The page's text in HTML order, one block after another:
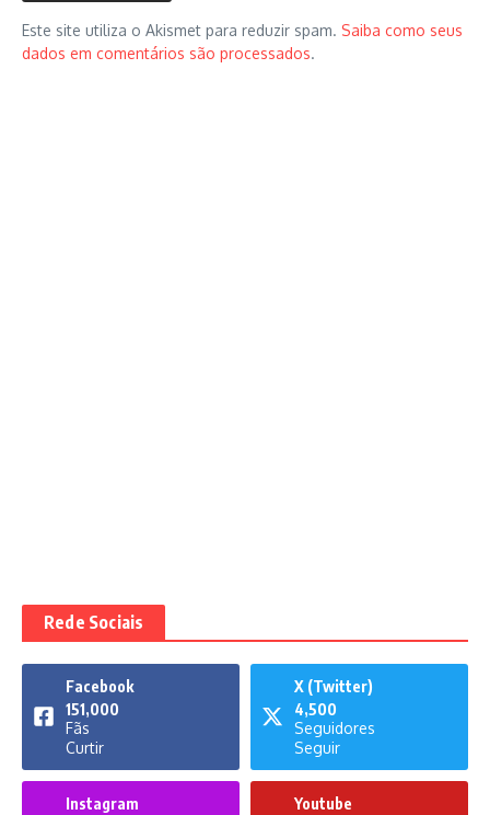
Este site utiliza o Akismet para reduzir spam. Saiba como seus
dados em comentários são processados.
Rede Sociais
Facebook
151,000
Fãs
Curtir
X (Twitter)
4,500
Seguidores
Seguir
Instagram
Youtube